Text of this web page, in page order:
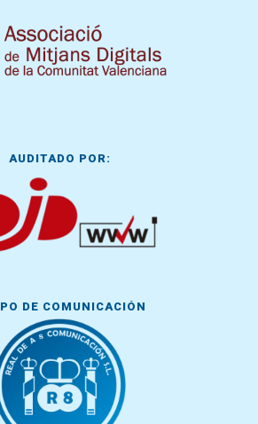
AUDITADO POR:
DE COMUNICACIÓN